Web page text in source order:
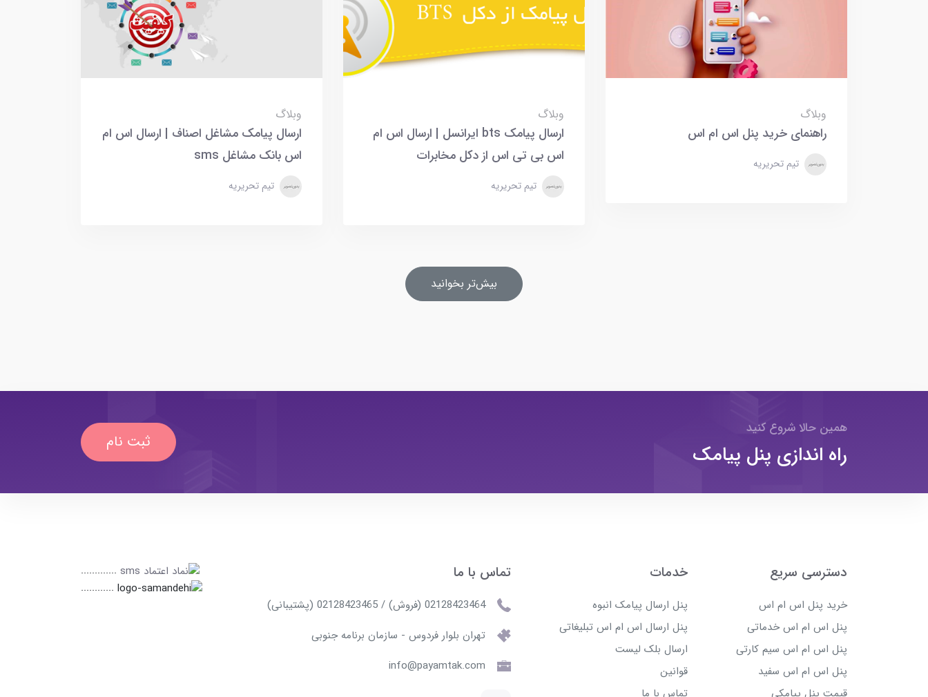
وبلاگ
راهنمای خرید پنل اس ام اس
تیم تحریریه
وبلاگ
ارسال پیامک bts ایرانسل | ارسال اس ام
اس بی تی اس از دکل مخابرات
تیم تحریریه
وبلاگ
ارسال پیامک مشاغل اصناف | ارسال اس ام
اس بانک مشاغل sms
تیم تحریریه
بیش‌تر بخوانید
همین حالا شروع کنید
راه اندازی پنل پیامک ثبت نام
دسترسی سریع
خرید پنل اس ام اس
پنل اس ام اس خدماتی
پنل اس ام اس سیم کارتی
پنل اس ام اس سفید
خدمات
پنل ارسال پیامک انبوه
پنل ارسال اس ام اس تبلیغاتی
ارسال بلک لیست
قوانین
تماس با ما
02128423464 (فروش) / 02128423465 (پشتیبانی)
تهران بلوار فردوس - سازمان برنامه جنوبی
info@payamtak.com
.............
............